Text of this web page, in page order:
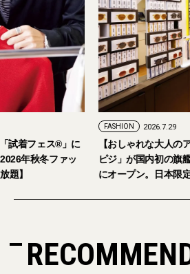
試着フェス®︎」に
年秋冬ファッ
題】
FASHION 2026.7.29
【おしゃれな大人の
ピジ」が国内初の旗
にオープン。日本限